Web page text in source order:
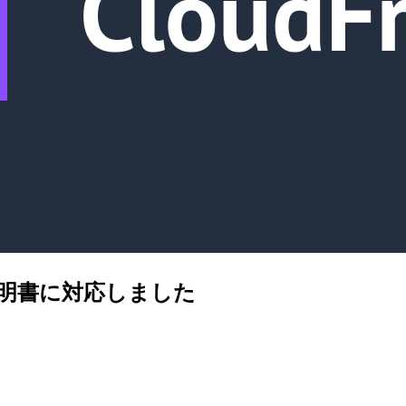
書に対応しました